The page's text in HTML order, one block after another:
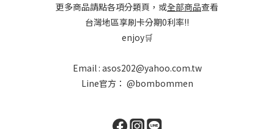
更多商品請點各項分類頁，或全部商品查看
台灣地區享刷卡分期0利率!!
enjoy🛒
Email : asos202@yahoo.com.tw
Line官方： @bombommen